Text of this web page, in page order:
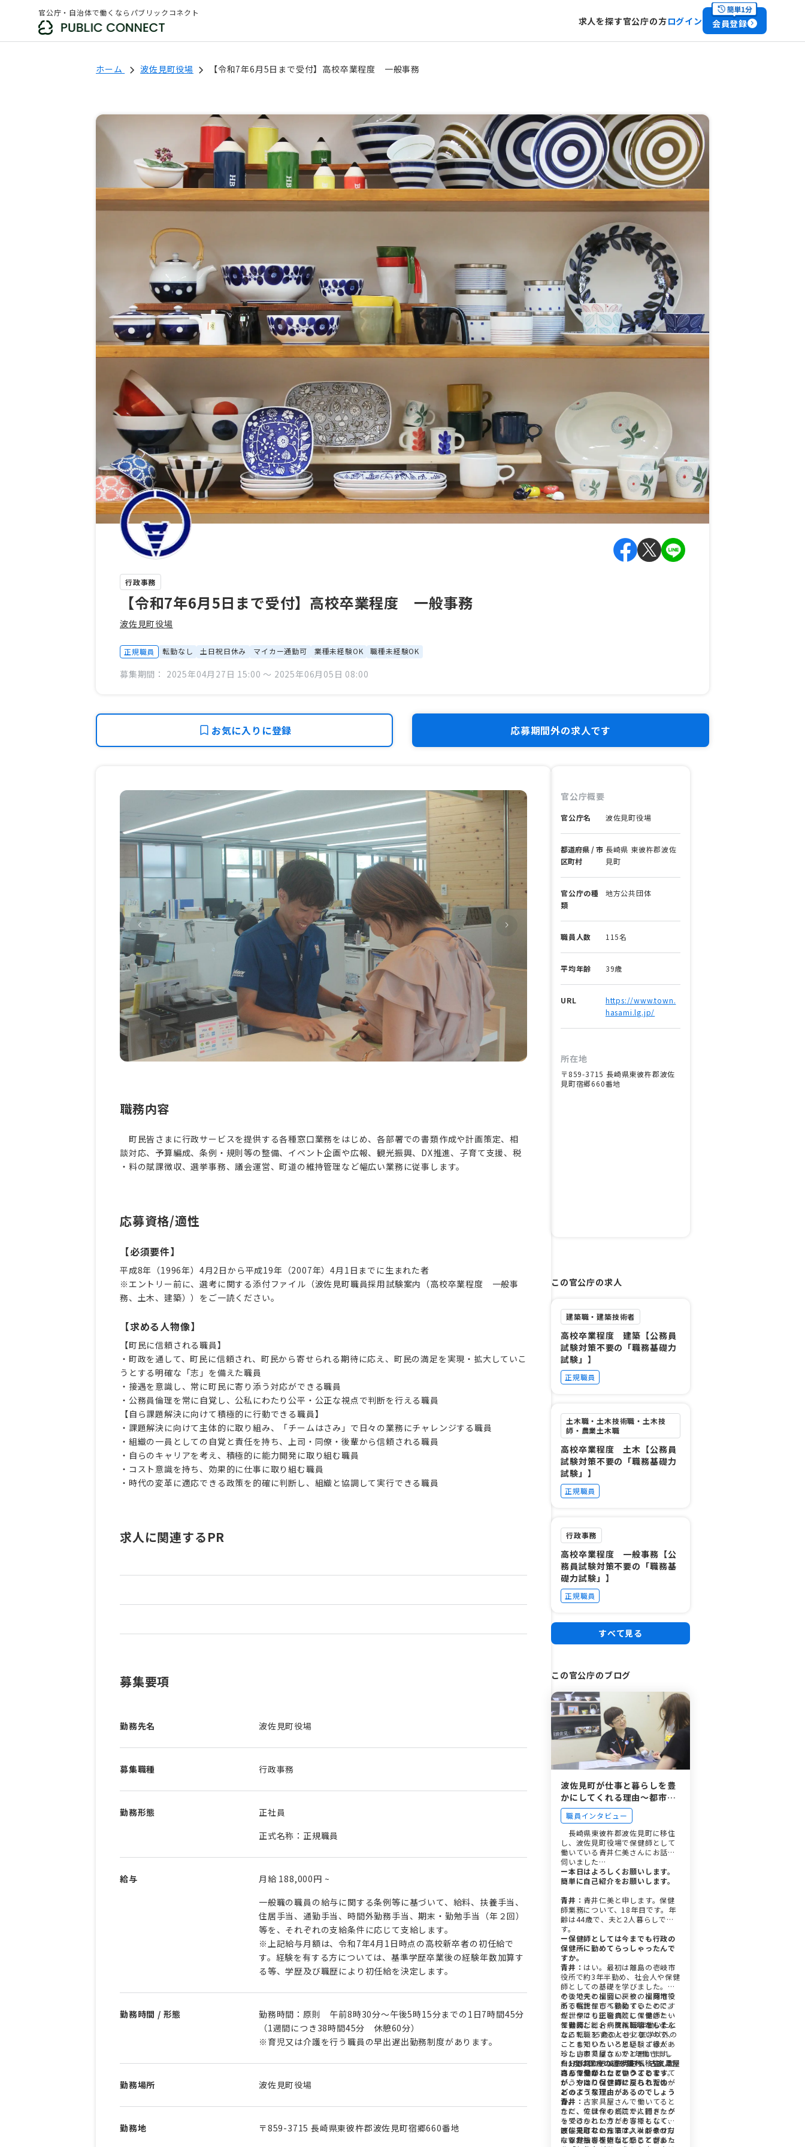
官公庁・自治体で働くならパブリックコネクト
求人を探す官公庁の方ログイン 会員登録
ホーム 波佐見町役場 【令和7年6月5日まで受付】高校卒業程度 一般事務
行政事務
【令和7年6月5日まで受付】高校卒業程度 一般事務
波佐見町役場
正規職員 転勤なし 土日祝日休み マイカー通勤可 業種未経験OK 職種未経験OK
募集期間： 2025年04月27日 15:00 〜 2025年06月05日 08:00
応募期間外の求人です
お気に入りに登録
職務内容
町民皆さまに行政サービスを提供する各種窓口業務をはじめ、各部署での書類作成や計画策定、相
談対応、予算編成、条例・規則等の整備、イベント企画や広報、観光振興、DX推進、子育て支援、税
・料の賦課徴収、選挙事務、議会運営、町道の維持管理など幅広い業務に従事します。
応募資格/適性
【必須要件】
平成8年（1996年）4月2日から平成19年（2007年）4月1日までに生まれた者
※エントリー前に、選考に関する添付ファイル（波佐見町職員採用試験案内（高校卒業程度 一般事
務、土木、建築））をご一読ください。
【求める人物像】
【町民に信頼される職員】
・町政を通して、町民に信頼され、町民から寄せられる期待に応え、町民の満足を実現・拡大していこ
うとする明確な「志」を備えた職員
・接遇を意識し、常に町民に寄り添う対応ができる職員
・公務員倫理を常に自覚し、公私にわたり公平・公正な視点で判断を行える職員
【自ら課題解決に向けて積極的に行動できる職員】
・課題解決に向けて主体的に取り組み、「チームはさみ」で日々の業務にチャレンジする職員
・組織の一員としての自覚と責任を持ち、上司・同僚・後輩から信頼される職員
・自らのキャリアを考え、積極的に能力開発に取り組む職員
・コスト意識を持ち、効果的に仕事に取り組む職員
・時代の変革に適応できる政策を的確に判断し、組織と協調して実行できる職員
求人に関連するPR
募集要項
勤務先名 波佐見町役場
募集職種 行政事務
勤務形態
正社員
正式名称：正規職員
給与 月給 188,000円 ~
一般職の職員の給与に関する条例等に基づいて、給料、扶養手当、
住居手当、通勤手当、時間外勤務手当、期末・勤勉手当（年２回）
等を、それぞれの支給条件に応じて支給します。
※上記給与月額は、令和7年4月1日時点の高校新卒者の初任給で
す。経験を有する方については、基準学歴卒業後の経験年数加算す
る等、学歴及び職歴により初任給を決定します。
勤務時間 / 形態
勤務時間：原則 午前8時30分～午後5時15分までの1日7時間45分
（1週間につき38時間45分 休憩60分）
※育児又は介護を行う職員の早出遅出勤務制度があります。
勤務場所 波佐見町役場
勤務地 〒859-3715 長崎県東彼杵郡波佐見町宿郷660番地
官公庁概要
官公庁名 波佐見町役場
都道府県 / 市
区町村
長崎県 東彼杵郡波佐
見町
官公庁の種
類
地方公共団体
職員人数 115名
平均年齢 39歳
URL
https://www.town.
hasami.lg.jp/
所在地
〒859-3715 長崎県東彼杵郡波佐
見町宿郷660番地
この官公庁の求人
建築職・建築技術者
高校卒業程度 建築【公務員
試験対策不要の「職務基礎力
試験」】
正規職員
土木職・土木技術職・土木技
師・農業土木職
高校卒業程度 土木【公務員
試験対策不要の「職務基礎力
試験」】
正規職員
行政事務
高校卒業程度 一般事務【公
務員試験対策不要の「職務基
礎力試験」】
正規職員
すべて見る
この官公庁のブログ
波佐見町が仕事と暮らしを豊
かにしてくれる理由〜都市部
から波佐見町への移住、保健
師としての再挑戦〜
職員インタビュー
長崎県東彼杵郡波佐見町に移住
し、波佐見町役場で保健師として
働いている青井仁美さんにお話を
伺いました…
ー本日はよろしくお願いします。
簡単に自己紹介をお願いします。
青井： 青井仁美と申します。保健
師業務について、18年目です。年
齢は44歳で、夫と2人暮らしで
す。
ー保健師としては今までも行政の
保健所に勤めてらっしゃったんで
すか。
青井： はい。最初は離島の壱岐市
役所で約3年半勤め、社会人や保健
師としての基礎を学びました。そ
の後地元の福岡に戻り、福岡市役
所で嘱託として勤めていたのです
が、やはり正職員として働きたい
と考え、総合病院へ転職をしまし
た。
そこで夫と出会い、彼の出身地で
ある佐世保市へ移動することに。
佐世保でも総合病院に保健師とし
て勤務し、トータル13年働いたと
ころで、35歳のときに医学以外の
ことも知りたいと思い、ご縁があ
った古家具屋さんで3年働きまし
た。それから波佐見町へ移住し、
再び保健師として働いています。
保健師だと、一旦就職したらそん
なに転職をする人も少ないので、
ここまでいろいろと経験する人は
珍しいのではないかと思います。
自分が常にアンテナを張って、面
白そうだな、ワクワクするなって
いう方向に引き寄せられる習性が
あって（笑）。
ただ、では今もどこかに行きたが
ってるかというとそうでもなく、
波佐見町での仕事はストレスフリ
ーでおもしろいなと感じていま
ー1度は医療の道を離れ、古家具屋
さんで働かれたということです
が、やはり保健師に戻られたのは
どのような理由があるのでしょう
か。
青井： 古家具屋さんで働いてると
きに、佐世保の病院で人間ドック
を受けられた方がお客様として遊
びに来られたんです。以前その方
に保健指導を担当したことがあっ
医学ではない方法で人々が幸せに
なる方法を模索していると言った